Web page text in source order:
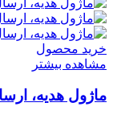
خرید محصول
مشاهده بیشتر
ماژول هدیه،